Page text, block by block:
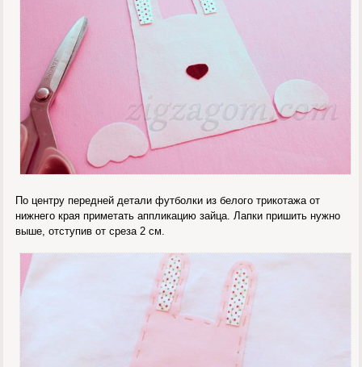
По центру передней детали футболки из белого трикотажа от
нижнего края приметать аппликацию зайца. Лапки пришить нужно
выше, отступив от среза 2 см.